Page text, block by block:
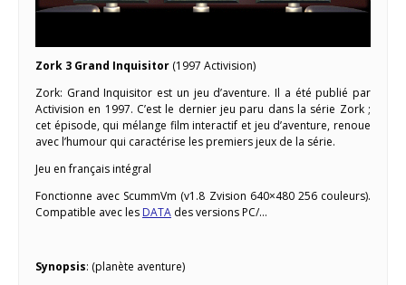
Zork 3 Grand Inquisitor (1997 Activision)
Zork: Grand Inquisitor est un jeu d’aventure. Il a été publié par
Activision en 1997. C’est le dernier jeu paru dans la série Zork ;
cet épisode, qui mélange film interactif et jeu d’aventure, renoue
avec l’humour qui caractérise les premiers jeux de la série.
Jeu en français intégral
Fonctionne avec ScummVm (v1.8 Zvision 640×480 256 couleurs).
Compatible avec les DATA des versions PC/…
Synopsis: (planète aventure)